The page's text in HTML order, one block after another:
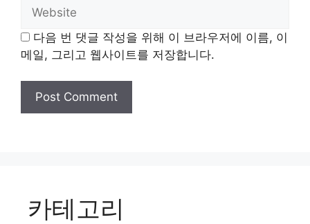
다음 번 댓글 작성을 위해 이 브라우저에 이름, 이
메일, 그리고 웹사이트를 저장합니다.
카테고리